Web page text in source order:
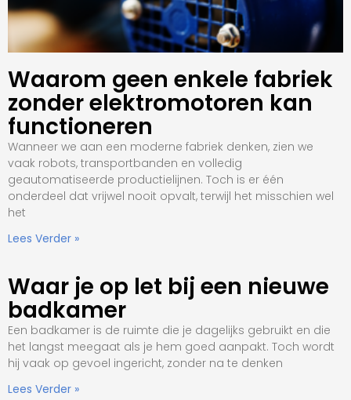
Waarom geen enkele fabriek
zonder elektromotoren kan
functioneren
Wanneer we aan een moderne fabriek denken, zien we
vaak robots, transportbanden en volledig
geautomatiseerde productielijnen. Toch is er één
onderdeel dat vrijwel nooit opvalt, terwijl het misschien wel
het
Lees Verder »
Waar je op let bij een nieuwe
badkamer
Een badkamer is de ruimte die je dagelijks gebruikt en die
het langst meegaat als je hem goed aanpakt. Toch wordt
hij vaak op gevoel ingericht, zonder na te denken
Lees Verder »